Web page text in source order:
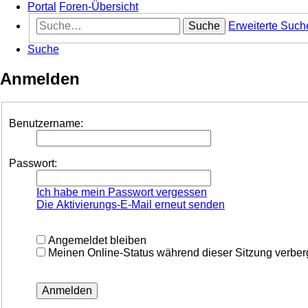
Portal
Foren-Übersicht
Suche
Erweiterte
Suche
Anmelden
Benutzername:
Passwort:
Ich habe mein Passwort vergessen
Die Aktivierungs-E-Mail erneut senden
Angemeldet bleiben
Meinen Online-Status während dieser Sitzung